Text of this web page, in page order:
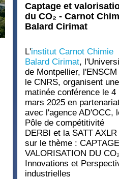
Captage et
du CO₂ - Carnot
Balard Cirimat
L'institut Carnot Chimie
Balard Cirimat,
de Montpellier, l'ENSCM
le CNRS, organisent une
matinée conférence le 4
mars 2025 en
avec l'agence AD'OCC,
Pôle de compétitivité
DERBI et la SATT AXLR
sur le thème :
VALORISATION DU
Innovations et
industrielles